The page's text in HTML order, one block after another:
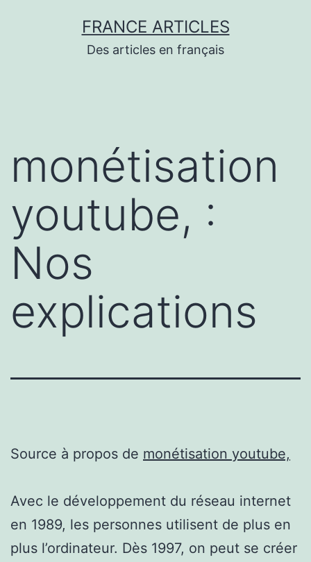
FRANCE ARTICLES
Des articles en français
monétisation
youtube, :
Nos
explications
Source à propos de monétisation youtube,
Avec le développement du réseau internet
en 1989, les personnes utilisent de plus en
plus l’ordinateur. Dès 1997, on peut se créer